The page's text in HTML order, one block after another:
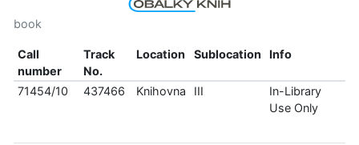
book
Call
number
Track
No.
Location Sublocation Info
71454/10 437466 Knihovna III
In-Library
Use Only